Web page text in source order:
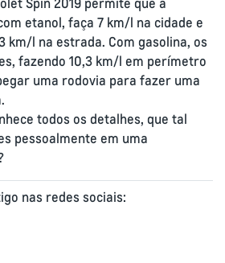
Spin 2019 permite que a
etanol, faça 7 km/l na cidade e
km/l na estrada. Com gasolina, os
fazendo 10,3 km/l em perímetro
uma rodovia para fazer uma
todos os detalhes, que tal
pessoalmente em uma
nas redes sociais: